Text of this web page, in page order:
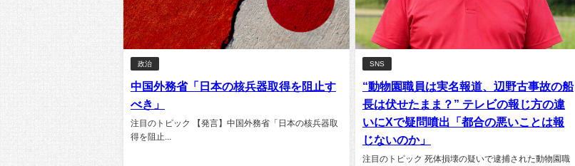
政治
中国外務省「日本の核兵器取得を阻止す
べき」
注目のトピック 【発言】中国外務省「日本の核兵器取
得を阻止...
SNS
“動物園職員は実名報道、辺野古事故の船
長は伏せたまま？” テレビの報じ方の違
いにXで疑問噴出「都合の悪いことは報
じないのか」
注目のトピック 死体損壊の疑いで逮捕された動物園職